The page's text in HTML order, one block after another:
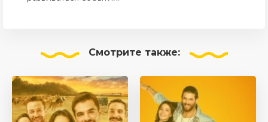
Смотрите также: